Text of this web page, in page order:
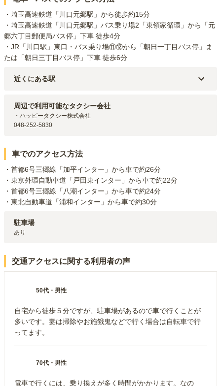
・埼玉高速鉄道「川口元郷駅」から徒歩約15分
・埼玉高速鉄道「川口元郷駅」バス乗り場2「東領家循環」から「元
郷六丁目郵便局バス停」下車 徒歩4分
・JR「川口駅」東口・バス乗り場⑪⑫から「朝日一丁目バス停」ま
たは「朝日三丁目バス停」下車 徒歩6分
近くにある駅
周辺で利用可能なタクシー会社
・ハッピータクシー株式会社
048-252-5830
車でのアクセス方法
・首都6号三郷線「加平インター」から車で約26分
・東京外環自動車道「戸田東インター」から車で約22分
・首都6号三郷線「八潮インター」から車で約24分
・東北自動車道「浦和インター」から車で約30分
駐車場
あり
交通アクセスに関する利用者の声
50代 ・ 男性
自宅から徒歩５分ですが、駐車場があるので車で行くことが
多いです。妻は掃除やお施餓鬼などで行く場合は自転車で行
ってます。
70代 ・ 男性
電車で行くには、乗り換えが多く時間がかかります。なの